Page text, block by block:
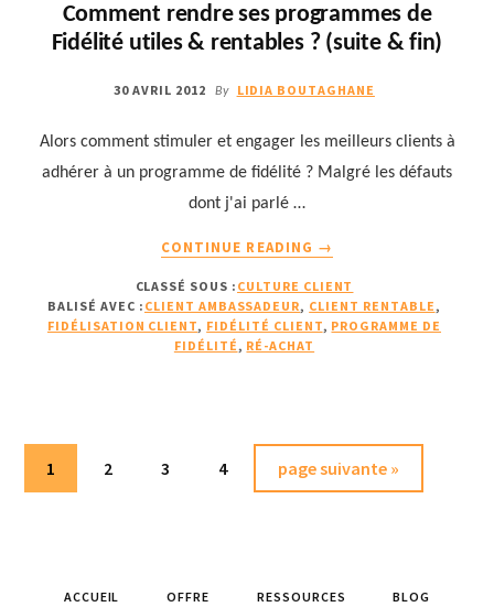
BOUCHE-
À-
Comment rendre ses programmes de
Fidélité utiles & rentables ? (suite & fin)
30 AVRIL 2012 By LIDIA BOUTAGHANE
Alors comment stimuler et engager les meilleurs clients à
adhérer à un programme de fidélité ? Malgré les défauts
dont j'ai parlé …
CONTINUE READING
RENDRE
SES
RENTABLES
→
CLASSÉ SOUS : CULTURE CLIENT
BALISÉ AVEC : CLIENT AMBASSADEUR, CLIENT RENTABLE ,
FIDÉLISATION CLIENT, FIDÉLITÉ CLIENT, PROGRAMME DE
FIDÉLITÉ , RÉ-ACHAT
Page
1 Page
2 Page
3 Page
4
Aller
à
page suivante »
ACCUEIL OFFRE RESSOURCES BLOG